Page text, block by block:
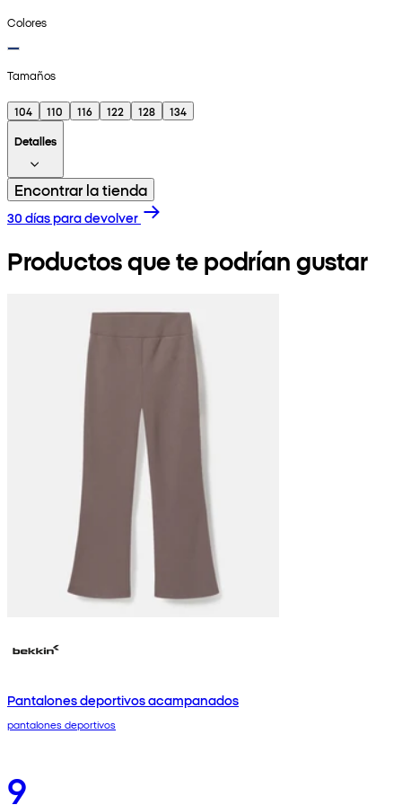
Colores
Tamaños
104 110 116 122 128
134
Detalles
Encontrar la tienda
30 días para devolver
Productos que te podrían gustar
Pantalones deportivos acampanados
pantalones deportivos
9